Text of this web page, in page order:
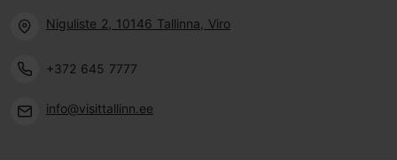
Niguliste 2, 10146 Tallinna, Viro
+372 645 7777
info@visittallinn.ee